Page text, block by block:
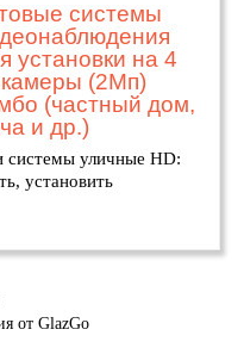
системы
установки на 4
(2Мп)
(частный дом,
и др.)
системы уличные HD:
установить
от GlazGo